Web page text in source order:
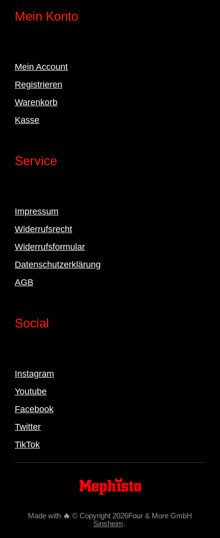
Mein Konto
Mein Account
Registrieren
Warenkorb
Kasse
Service
Impressum
Widerrufsrecht
Widerrufsformular
Datenschutzerklärung
AGB
Social
Instagram
Youtube
Facebook
Twitter
TikTok
Made with 🔥 © Copyright 2026Four & More GmbH
Sinsheim.